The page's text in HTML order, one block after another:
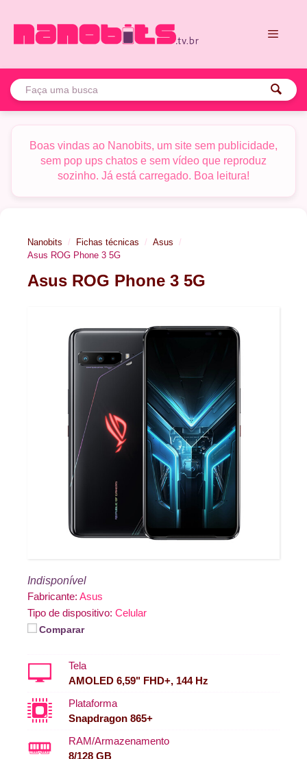
para
Boas vindas ao Nanobits, um site sem publicidade,
sem pop ups chatos e sem vídeo que reproduz
sozinho. Já está carregado. Boa leitura!
Nanobits Fichas técnicas
Asus
Asus ROG Phone 3 5G
Asus ROG Phone 3 5G
Indisponível
Fabricante: Asus
Tipo de dispositivo: Celular
Comparar
Tela
AMOLED 6,59" FHD+, 144 Hz
Plataforma
Snapdragon 865+
RAM/Armazenamento
8/128 GB